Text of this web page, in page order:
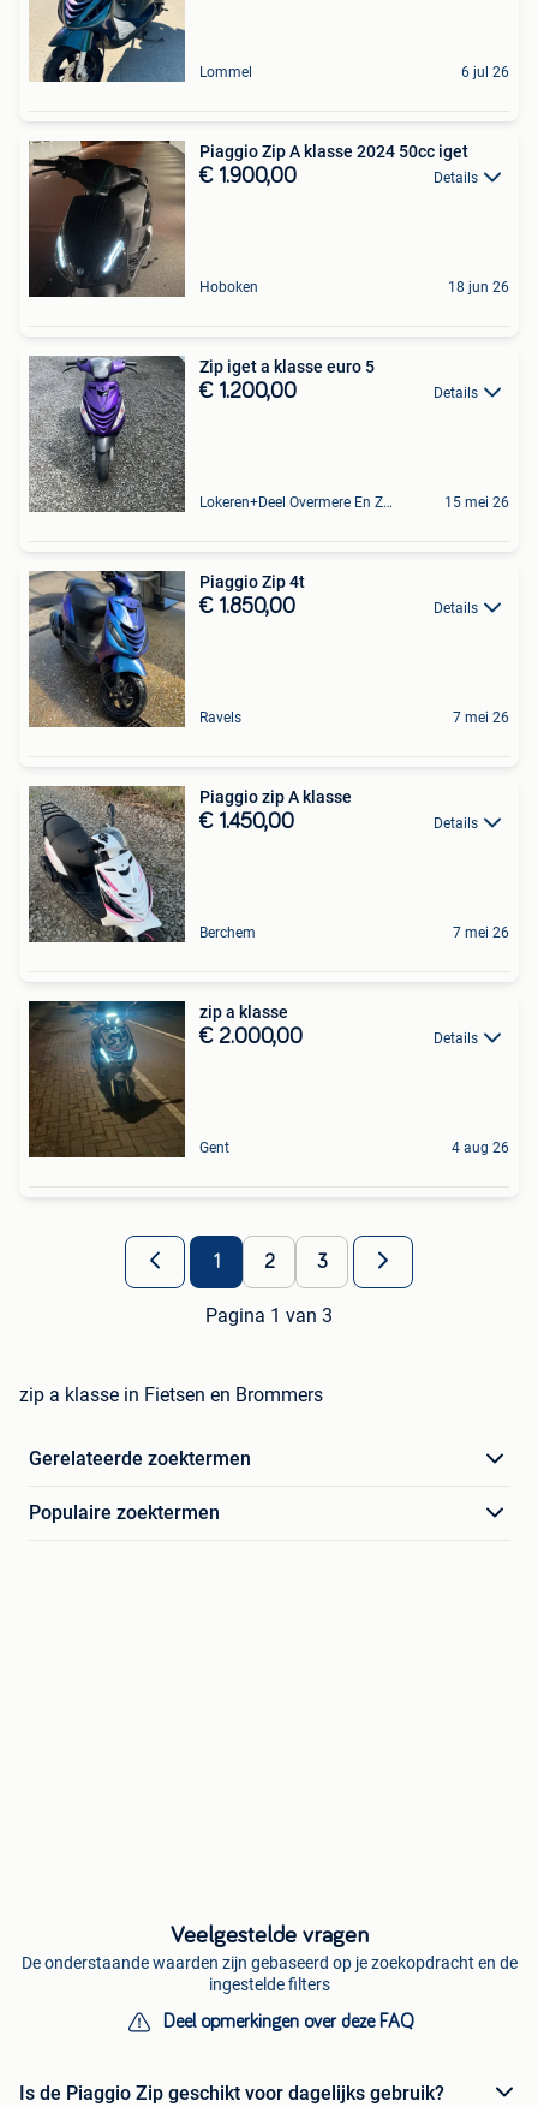
Lommel 6 jul 26
Piaggio Zip A klasse 2024 50cc iget
€ 1.900,00 Details
Hoboken 18 jun 26
Zip iget a klasse euro 5
€ 1.200,00 Details
Lokeren+Deel Overmere En Zele 15 mei 26
Piaggio Zip 4t
€ 1.850,00 Details
Ravels 7 mei 26
Piaggio zip A klasse
€ 1.450,00 Details
Berchem 7 mei 26
zip a klasse
€ 2.000,00 Details
Gent 4 aug 26
1 2 3
Pagina 1 van 3
zip a klasse in Fietsen en Brommers
Gerelateerde zoektermen
Populaire zoektermen
Veelgestelde vragen
De onderstaande waarden zijn gebaseerd op je zoekopdracht en de
ingestelde filters
Deel opmerkingen over deze FAQ
Is de Piaggio Zip geschikt voor dagelijks gebruik?